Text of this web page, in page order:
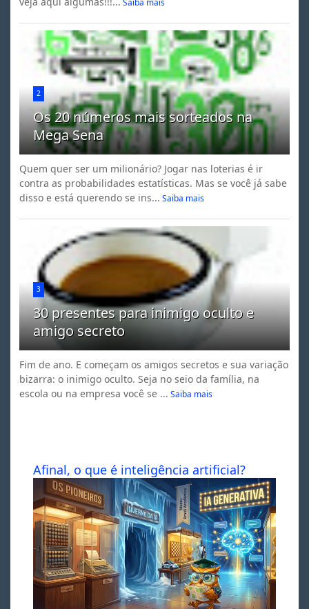
Saiba mais
2
Os 20 números mais sorteados na
Mega Sena
Quem quer ser um milionário? Jogar nas loterias é ir
contra as probabilidades estatísticas. Mas se você já sabe
disso e está querendo se ins... Saiba mais
3
30 presentes para inimigo oculto e
amigo secreto
Fim de ano. E começam os amigos secretos e sua variação
bizarra: o inimigo oculto. Seja no seio da família, na
escola ou na empresa você se ... Saiba mais
Afinal, o que é inteligência artificial?